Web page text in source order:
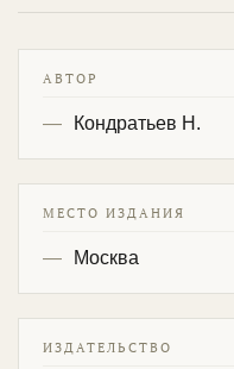
АВТОР
Кондратьев Н.
МЕСТО ИЗДАНИЯ
Москва
ИЗДАТЕЛЬСТВО